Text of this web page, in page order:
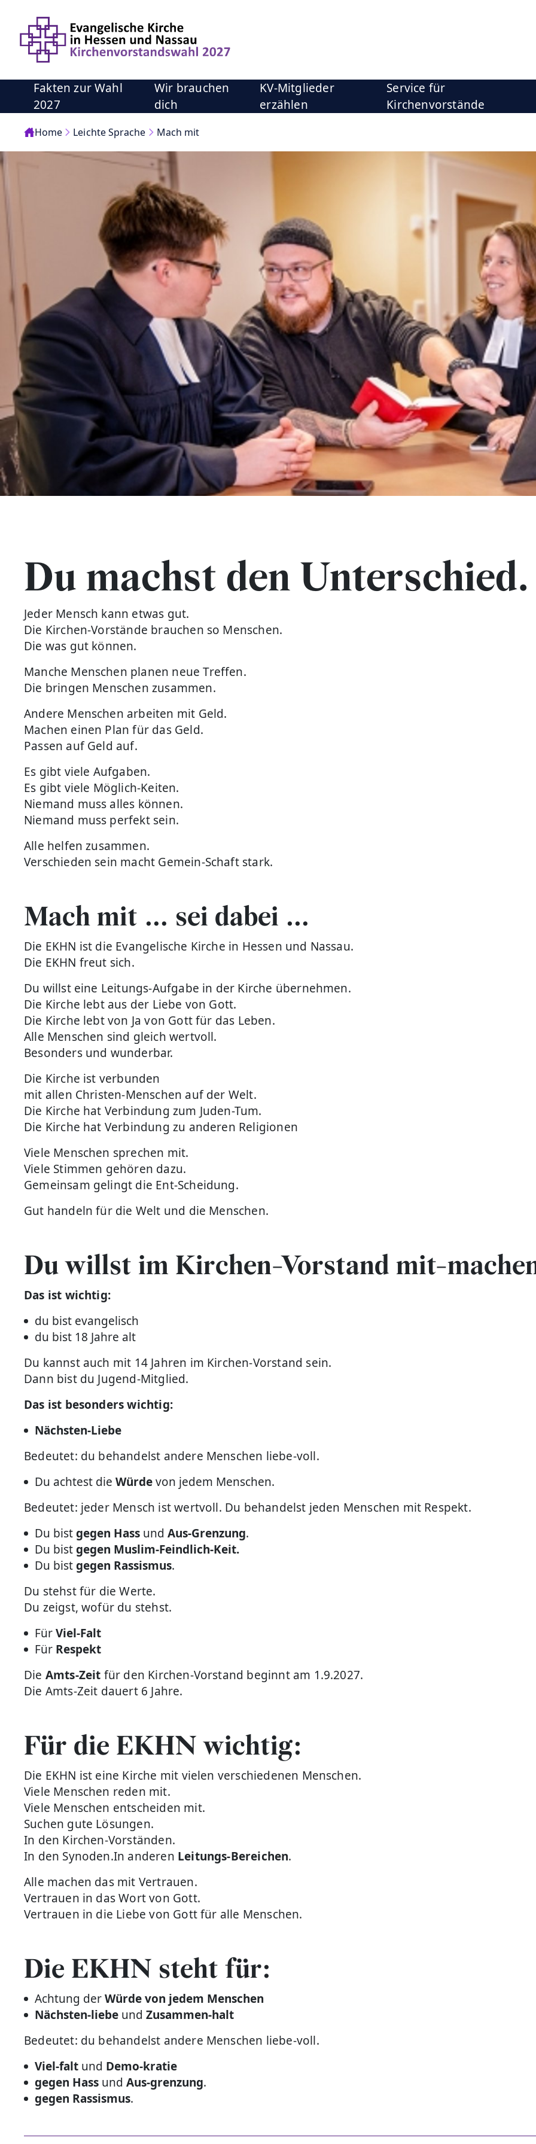
Fakten zur Wahl
2027
Wir brauchen
dich
KV-Mitglieder
erzählen
Service für
Kirchenvorstände
Home Leichte Sprache Mach mit
Du machst den
Jeder Mensch kann etwas gut.
Die Kirchen-Vorstände brauchen so Menschen.
Die was gut können.
Manche Menschen planen neue Treffen.
Die bringen Menschen zusammen.
Andere Menschen arbeiten mit Geld.
Machen einen Plan für das Geld.
Passen auf Geld auf.
Es gibt viele Aufgaben.
Es gibt viele Möglich-Keiten.
Niemand muss alles können.
Niemand muss perfekt sein.
Alle helfen zusammen.
Verschieden sein macht Gemein-Schaft stark.
Mach mit … sei dabei …
Die EKHN ist die Evangelische Kirche in Hessen und Nassau.
Die EKHN freut sich.
Du willst eine Leitungs-Aufgabe in der Kirche übernehmen.
Die Kirche lebt aus der Liebe von Gott.
Die Kirche lebt von Ja von Gott für das Leben.
Alle Menschen sind gleich wertvoll.
Besonders und wunderbar.
Die Kirche ist verbunden
mit allen Christen-Menschen auf der Welt.
Die Kirche hat Verbindung zum Juden-Tum.
Die Kirche hat Verbindung zu anderen Religionen
Viele Menschen sprechen mit.
Viele Stimmen gehören dazu.
Gemeinsam gelingt die Ent-Scheidung.
Gut handeln für die Welt und die Menschen.
Du willst im Kirchen-Vorstand mit-
Das ist wichtig:
du bist evangelisch
du bist 18 Jahre alt
Du kannst auch mit 14 Jahren im Kirchen-Vorstand sein.
Dann bist du Jugend-Mitglied.
Das ist besonders wichtig:
Nächsten-Liebe
Bedeutet: du behandelst andere Menschen liebe-voll.
Du achtest die Würdevon jedem Menschen.
Bedeutet: jeder Mensch ist wertvoll. Du behandelst jeden Menschen mit Respekt.
Du bistgegen Hass und Aus-Grenzung.
Du bistgegen Muslim-Feindlich-Keit.
Du bistgegen Rassismus.
Du stehst für die Werte.
Du zeigst, wofür du stehst.
FürViel-Falt
Für Respekt
Die Amts-Zeit für den Kirchen-Vorstand beginnt am 1.9.2027.
Die Amts-Zeit dauert 6 Jahre.
Für die EKHN wichtig:
Die EKHN ist eine Kirche mit vielen verschiedenen Menschen.
Viele Menschen reden mit.
Viele Menschen entscheiden mit.
Suchen gute Lösungen.
In den Kirchen-Vorständen.
In den Synoden.In anderen Leitungs-Bereichen.
Alle machen das mit Vertrauen.
Vertrauen in das Wort von Gott.
Vertrauen in die Liebe von Gott für alle Menschen.
Die EKHN steht für:
Achtung derWürde von jedem Menschen
Nächsten-liebe und Zusammen-halt
Bedeutet: du behandelst andere Menschen liebe-voll.
Viel-falt und Demo-kratie
gegen Hass und Aus-grenzung.
gegen Rassismus.